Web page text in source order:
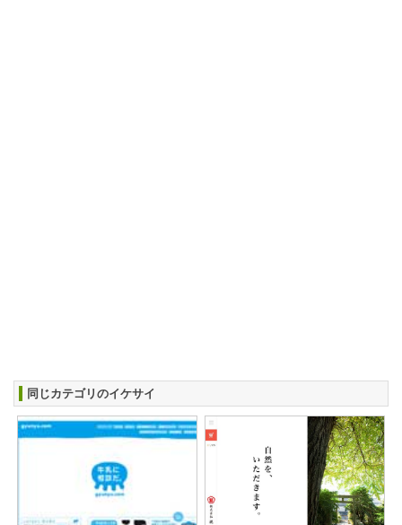
同じカテゴリのイケサイ